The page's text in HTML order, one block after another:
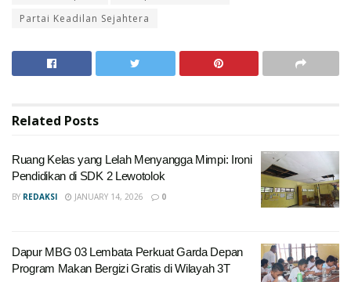
Partai Keadilan Sejahtera
Related Posts
Ruang Kelas yang Lelah Menyangga Mimpi: Ironi
Pendidikan di SDK 2 Lewotolok
BY REDAKSI JANUARY 14, 2026 0
Dapur MBG 03 Lembata Perkuat Garda Depan
Program Makan Bergizi Gratis di Wilayah 3T